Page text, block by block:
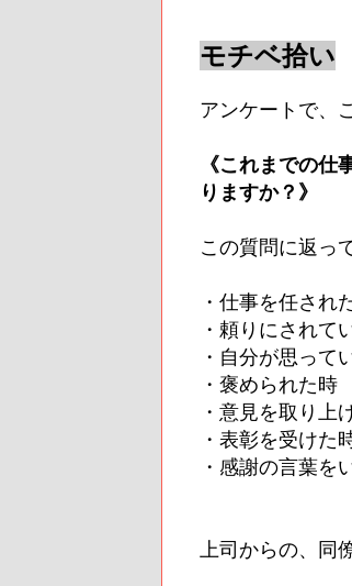
モチベ拾い
アンケートで、
《これまでの
りますか？》
この質問に返っ
・仕事を任され
・頼りにされて
・自分が思って
・褒められた時
・意見を取り上
・表彰を受けた
・感謝の言葉を
上司からの、同